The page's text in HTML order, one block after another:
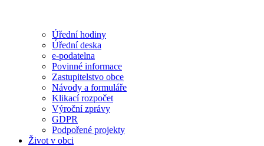
Úřední hodiny
Úřední deska
e-podatelna
Povinné informace
Zastupitelstvo obce
Návody a formuláře
Klikací rozpočet
Výroční zprávy
GDPR
Podpořené projekty
Život v obci